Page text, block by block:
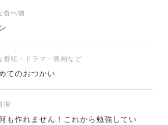
食べ物
番組・ドラマ・映画など
てのおつかい
理
も作れません！これから勉強してい